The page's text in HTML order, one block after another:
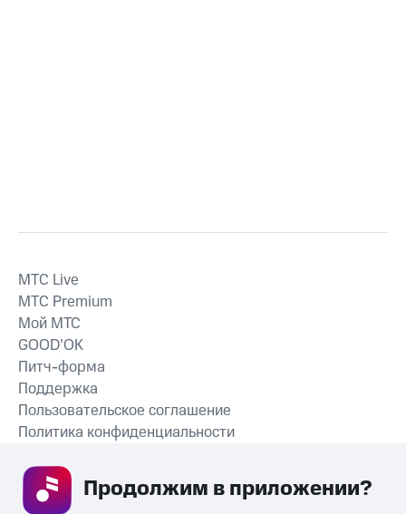
СКАЧАТЬ ПРИЛОЖЕНИЕ
MTС Live
MTС Premium
Мой МТС
GOOD’OK
Питч-форма
Поддержка
Пользовательское соглашение
Политика конфиденциальности